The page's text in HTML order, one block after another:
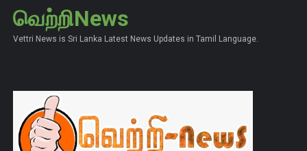
வெற்றிNews
Vettri News is Sri Lanka Latest News Updates in Tamil Language.